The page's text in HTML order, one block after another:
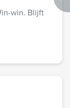
win. Blijft